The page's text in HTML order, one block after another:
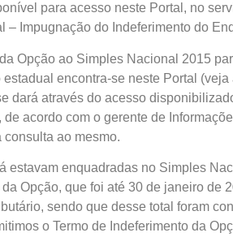
para acesso neste Portal, no
– Impugnação do Indeferimento do
Opção ao Simples Nacional 2015
encontra-se neste Portal
dará através do acesso
acordo com o gerente de
ao mesmo.
estavam enquadradas no Simples
Opção, que foi até 30 de janeiro de
sendo que desse total foram
o Termo de Indeferimento da